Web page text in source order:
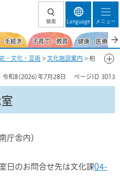
検索 Language メニュー
手続き 子育て・教育 健康・医療・
・文化・芸術 > 文化施設案内 > 柏
令和8(2026)年7月28日 ページID 3013
庁舎内）
室日のお問合せ先は文化課04-